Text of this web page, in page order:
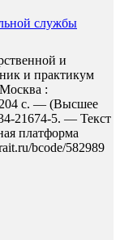
службы
и
и практикум
:
с. — (Высшее
21674-5. — Текст
платформа
bcode/582989